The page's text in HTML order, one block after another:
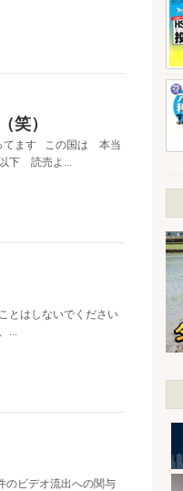
）
てます この国は 本当
下 読売よ...
とはしないでください
...
のビデオ流出への関与